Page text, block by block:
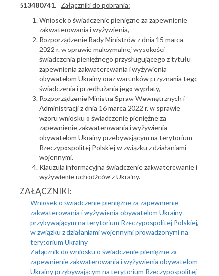
513480741. Załączniki do pobrania:
Wniosek o świadczenie pieniężne za zapewnienie
zakwaterowania i wyżywienia,
Rozporządzenie Rady Ministrów z dnia 15 marca
2022 r. w sprawie maksymalnej wysokości
świadczenia pieniężnego przysługującego z tytułu
zapewnienia zakwaterowania i wyżywienia
obywatelom Ukrainy oraz warunków przyznania tego
świadczenia i przedłużania jego wypłaty,
Rozporządzenie Ministra Spraw Wewnętrznych i
Administracji z dnia 16 marca 2022 r. w sprawie
wzoru wniosku o świadczenie pieniężne za
zapewnienie zakwaterowania i wyżywienia
obywatelom Ukrainy przebywającym na terytorium
Rzeczypospolitej Polskiej w związku z działaniami
wojennymi.
Klauzula informacyjna świadczenie zakwaterowanie i
wyżywienie uchodźców z Ukrainy.
ZAŁĄCZNIKI:
Wniosek o świadczenie pieniężne za zapewnienie
zakwaterowania i wyżywienia obywatelom Ukrainy
przybywającym na terytorium Rzeczypospolitej Polskiej,
w związku z działaniami wojennymi prowadzonymi na
terytorium Ukrainy
Załącznik do wniosku o świadczenie pieniężne za
zapewnienie zakwaterowania i wyżywienia obywatelom
Ukrainy przybywającym na terytorium Rzeczypospolitej